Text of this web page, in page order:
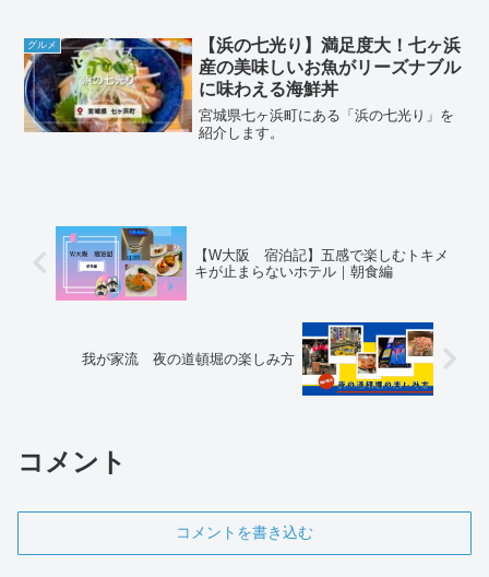
グルメ
【浜の七光り】満足度大！七ヶ浜
産の美味しいお魚がリーズナブル
に味わえる海鮮丼
宮城県七ヶ浜町にある「浜の七光り」を
紹介します。
【W大阪 宿泊記】五感で楽しむトキメ
キが止まらないホテル｜朝食編
我が家流 夜の道頓堀の楽しみ方
コメント
コメントを書き込む